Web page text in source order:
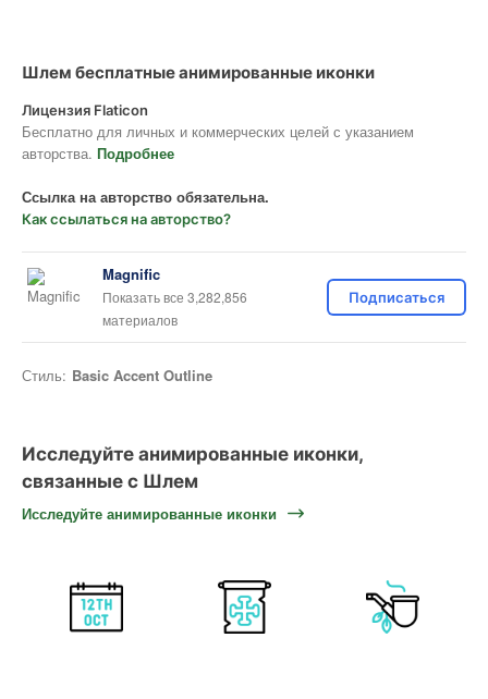
Шлем бесплатные анимированные иконки
Лицензия Flaticon
Бесплатно для личных и коммерческих целей с указанием
авторства. Подробнее
Ссылка на авторство обязательна.
Как ссылаться на авторство?
Magnific
Показать все 3,282,856
материалов
Подписаться
Стиль: Basic Accent Outline
Исследуйте анимированные иконки,
связанные с Шлем
Исследуйте анимированные иконки